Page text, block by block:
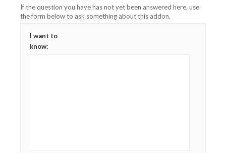
If the question you have has not yet been answered here, use
the form below to ask something about this addon.
I want to
know: